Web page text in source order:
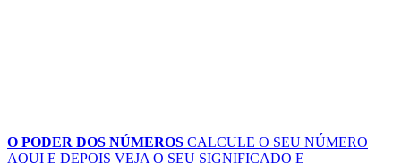
O PODER DOS NÚMEROS CALCULE O SEU NÚMERO
AQUI E DEPOIS VEJA O SEU SIGNIFICADO E